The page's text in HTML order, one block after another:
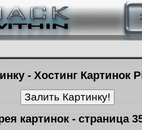
- Хостинг Картинок
картинок - страница